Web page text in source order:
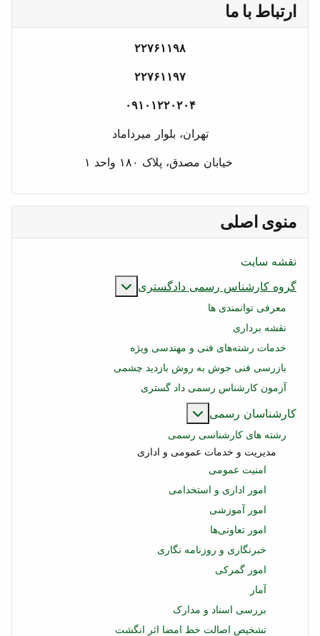
ارتباط با ما
۲۲۷۶۱۱۹۸
۲۲۷۶۱۱۹۷
۰۹۱۰۱۲۲۰۲۰۴
تهران، بلوار میرداماد
خیابان مصدق، پلاک ۱۸۰ واحد ۱
منوی اصلی
نقشه سایت
گروه کارشناس رسمی دادگستری
معرفی توانمندی ها
نقشه برداری
خدمات رشته‌های فنی و مهندسی ویژه
بازرسی فنی جوش به روش بازدید چشمی
آزمون کارشناس رسمی داد گستری
کارشناسان رسمی
رشته های کارشناسی رسمی
مدیریت و خدمات عمومی و اداری
امنیت عمومی
امور اداری و استخدامی
امور آموزشی
امور تعاونی‌ها
خبرنگاری و روزنامه نگاری
امور گمرکی
آمار
بررسی اسناد و مدارک
تشخیص اصالت خط امضا اثر انگشت